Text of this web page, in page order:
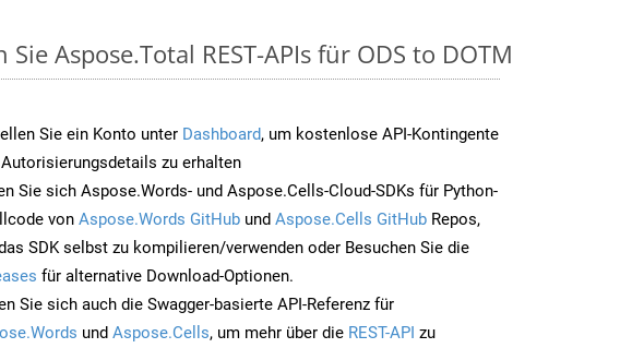
Sie Aspose.Total REST-APIs für ODS to DOTM
Sie ein Konto unter Dashboard, um kostenlose API-Kontingente
zu erhalten
Sie sich Aspose.Words- und Aspose.Cells-Cloud-SDKs für Python-
von Aspose.Words GitHub und Aspose.Cells GitHub Repos,
SDK selbst zu kompilieren/verwenden oder Besuchen Sie die
für alternative Download-Optionen.
Sie sich auch die Swagger-basierte API-Referenz für
und Aspose.Cells, um mehr über die REST-API zu